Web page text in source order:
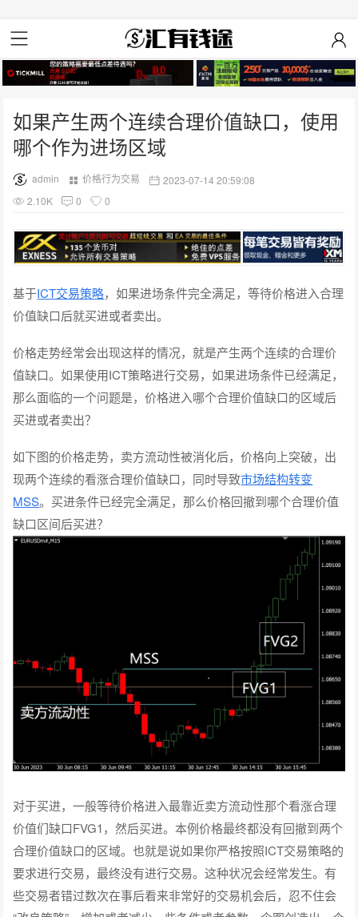
如果产生两个连续合理价值缺口，使用
哪个作为进场区域
admin 价格行为交易
2023-07-14 20:59:08
2.10K
0 0
基于ICT交易策略，如果进场条件完全满足，等待价格进入合理
价值缺口后就买进或者卖出。
价格走势经常会出现这样的情况，就是产生两个连续的合理价
值缺口。如果使用ICT策略进行交易，如果进场条件已经满足，
那么面临的一个问题是，价格进入哪个合理价值缺口的区域后
买进或者卖出？
如下图的价格走势，卖方流动性被消化后，价格向上突破，出
现两个连续的看涨合理价值缺口，同时导致市场结构转变
MSS。买进条件已经完全满足，那么价格回撤到哪个合理价值
缺口区间后买进？
对于买进，一般等待价格进入最靠近卖方流动性那个看涨合理
价值们缺口FVG1，然后买进。本例价格最终都没有回撤到两个
合理价值缺口的区域。也就是说如果你严格按照ICT交易策略的
要求进行交易，最终没有进行交易。这种状况会经常发生。有
些交易者错过数次在事后看来非常好的交易机会后，忍不住会